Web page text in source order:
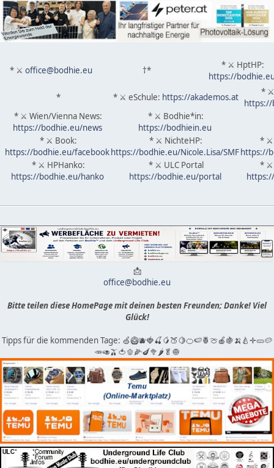
* ⚔ office@bodhie.eu †*
* ⚔ HptHP:
https://
*
* ⚔ eSchule: https://akademos.at
* ⚔
* ⚔ Wien/Vienna News:
https://bodhie.eu/news
* ⚔ Bodhie*in:
https://bodhiein.eu
* ⚔ Book:
https://bodhie.eu/facebook
* ⚔ NichteHP:
https://bodhie.eu/Nicole.Lisa/SMF
* ⚔
https://
* ⚔ HPHanko:
https://bodhie.eu/hanko
* ⚔ ULC Portal
https://bodhie.eu/portal
* ⚔
📩
office@bodhie.eu
Bitte teilen diese HomePage mit deinen besten Freunden; Danke! Viel
Glück!
Tipps für die kommenden Tage: 🍏🥝🫐🍓🍒🥭🍑🍋🍊🍉🍍🍈🍎🍇🍌🍐✛🥒🥔
🥕🥑🫒🍅🫑🌽🍆🥦🌶🥬🧅